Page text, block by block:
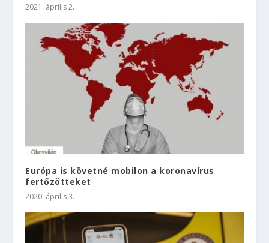
2021. április 2.
Európa is követné mobilon a koronavírus
fertőzötteket
2020. április 3.